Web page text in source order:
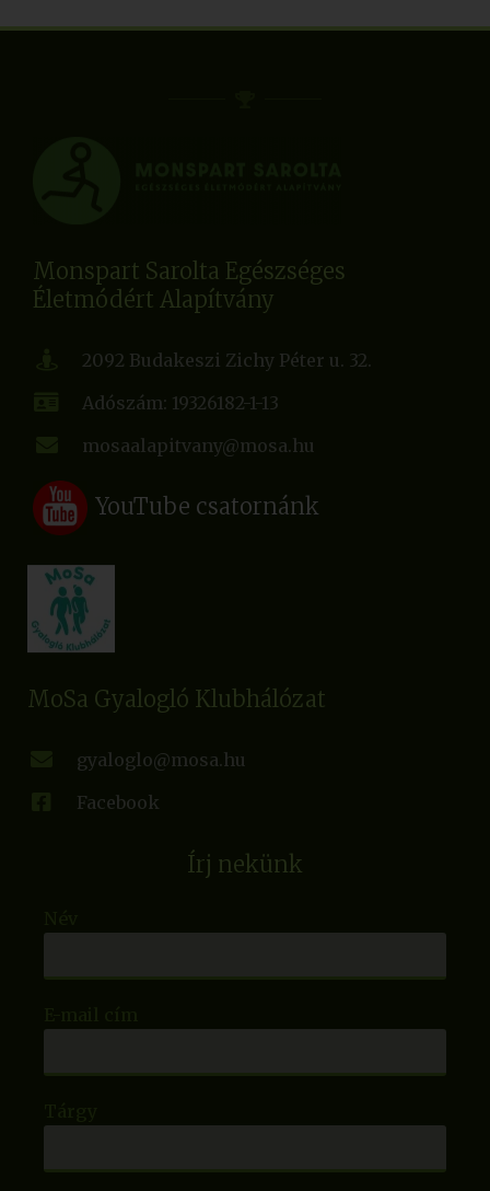
Monspart Sarolta Egészséges
Életmódért Alapítvány
2092 Budakeszi Zichy Péter u. 32.
Adószám: 19326182-1-13
mosaalapitvany@mosa.hu
YouTube csatornánk
MoSa Gyalogló Klubhálózat
gyaloglo@mosa.hu
Facebook
Írj nekünk